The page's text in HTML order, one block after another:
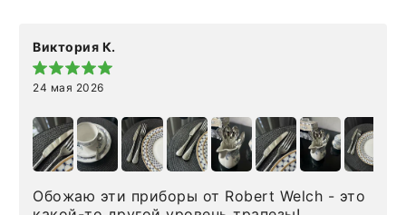
Виктория К.
24 мая 2026
Обожаю эти приборы от Robert Welch - это